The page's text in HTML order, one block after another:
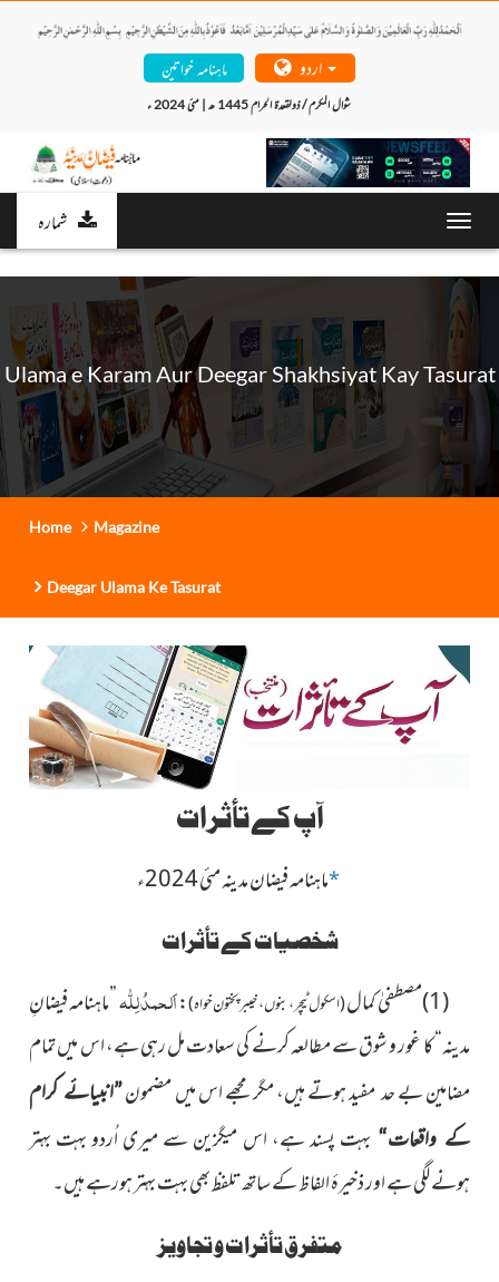
ماہنامہ خواتین
شوال المکرم / ذولقعدۃ الحرام 1445 ھ | مئی 2024 ء
شمارہ
Ulama e Karam Aur Deegar Shakhsiyat Kay Tasurat
Home Magazine
Deegar Ulama Ke Tasurat
آپ کے تأثرات
*ماہنامہ فیضان مدینہ مئی 2024ء
شخصیات کے تأثرات
(1)مصطفیٰ کمال (اسکول ٹیچر، بنوں، خیبرپختون خواہ):اَلحمدُ لِلّٰہ”ماہنامہ فیضانِ
مدینہ“ کا غور و شوق سے مطالعہ کرنے کی سعادتمل رہی ہے، اس میں تمام
مضامین بے حد مفید ہوتے ہیں، مگر مجھے اس میں مضمون”انبیائے کرام
کے واقعات“ بہت پسند ہے، اس میگزین سے میری اُردو بہت بہتر
ہونے لگی ہے اور ذخیرۂ الفاظ کے ساتھ تلفظ بھی بہت بہتر ہورہے ہیں۔
متفرق تأثرات و تجاویز